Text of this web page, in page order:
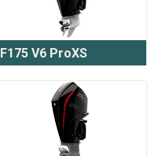
F175 V6 ProXS